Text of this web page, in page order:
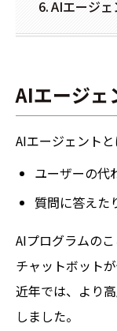
AIエージ
AIエージェ
AIエージェントと
ユーザーの代
質問に答えた
AIプログラムのこ
チャットボット
近年では、より
しました。